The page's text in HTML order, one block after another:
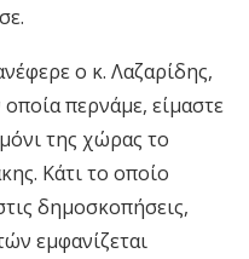
ο κ. Λαζαρίδης,
οποία περνάμε, είμαστε
της χώρας το
Κάτι το οποίο
δημοσκοπήσεις,
εμφανίζεται